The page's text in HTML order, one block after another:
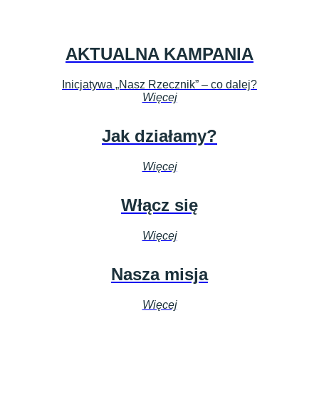
AKTUALNA KAMPANIA
Inicjatywa „Nasz Rzecznik” – co dalej?
Więcej
Jak działamy?
Więcej
Włącz się
Więcej
Nasza misja
Więcej